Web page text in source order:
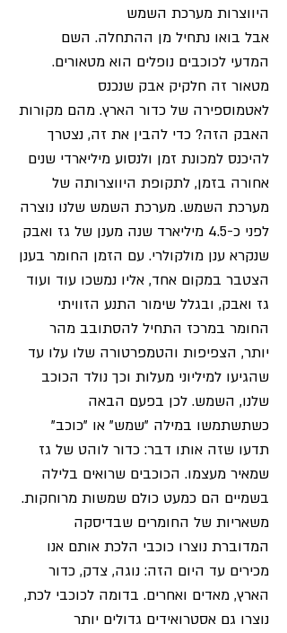
היווצרות מערכת השמש
אבל בואו נתחיל מן ההתחלה. השם
המדעי לכוכבים נופלים הוא מטאורים.
מטאור זה חלקיק אבק שנכנס
לאטמוספירה של כדור הארץ. מהם מקורות
האבק הזה? כדי להבין את זה, נצטרך
להיכנס למכונת זמן ולנסוע מיליארדי שנים
אחורה בזמן, לתקופת היווצרותה של
מערכת השמש. מערכת השמש שלנו נוצרה
לפני כ-4.5 מיליארד שנה מענן של גז ואבק
שנקרא ענן מולקולרי. עם הזמן החומר בענן
הצטבר במקום אחד, אליו נמשכו עוד ועוד
גז ואבק, ובגלל שימור התנע הזוויתי
החומר במרכז התחיל להסתובב מהר
יותר, הצפיפות והטמפרטורה שלו עלו עד
שהגיעו למיליוני מעלות וכך נולד הכוכב
שלנו, השמש. לכן בפעם הבאה
כשתשתמשו במילה "שמש" או "כוכב"
תדעו שזה אותו דבר: כדור לוהט של גז
שמאיר מעצמו. הכוכבים שרואים בלילה
בשמיים הם כמעט כולם שמשות מרוחקות.
משאריות של החומרים שבדיסקה
המדוברת נוצרו כוכבי הלכת אותם אנו
מכירים עד היום הזה: נוגה, צדק, כדור
הארץ, מאדים ואחרים. בדומה לכוכבי לכת,
נוצרו גם אסטרואידים גדולים יותר